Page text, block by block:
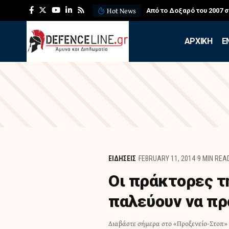
Hot News Από το Δοξαρό του 2007
APXIKH
ΕΙΔΗΣΕΙΣ FEBRUARY 11, 2014 9 MIN
Οι πράκτορες
παλεύουν να
Διαβάστε σήμερα στο «Προξενείο-
Τόσο σε σχέση με τη λεγόμενη "Ημέρα